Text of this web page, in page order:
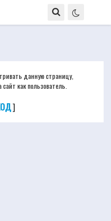
данную страницу,
как пользователь.
]